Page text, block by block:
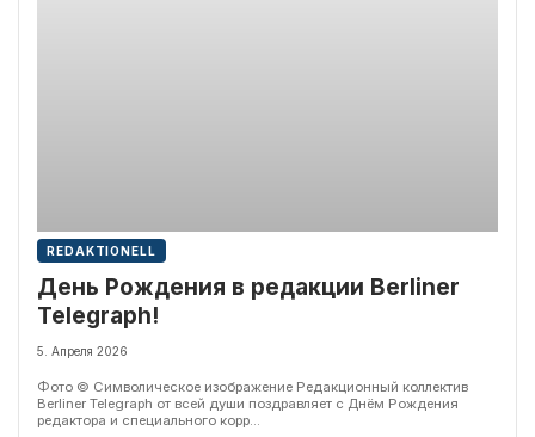
REDAKTIONELL
День Рождения в редакции Berliner
Telegraph!
5. Апреля 2026
Фото © Символическое изображение Редакционный коллектив
Berliner Telegraph от всей души поздравляет с Днём Рождения
редактора и специального корр...